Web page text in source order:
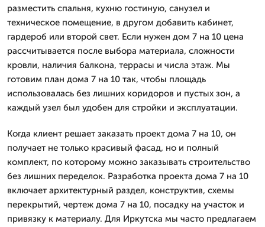
разместить спальня, кухню гостиную, санузел и
техническое помещение, в другом добавить кабинет,
гардероб или второй свет. Если нужен дом 7 на 10 цена
рассчитывается после выбора материала, сложности
кровли, наличия балкона, террасы и числа этаж. Мы
готовим план дома 7 на 10 так, чтобы площадь
использовалась без лишних коридоров и пустых зон, а
каждый узел был удобен для стройки и эксплуатации.
Когда клиент решает заказать проект дома 7 на 10, он
получает не только красивый фасад, но и полный
комплект, по которому можно заказывать строительство
без лишних переделок. Разработка проекта дома 7 на 10
включает архитектурный раздел, конструктив, схемы
перекрытий, чертеж дома 7 на 10, посадку на участок и
привязку к материалу. Для Иркутска мы часто предлагаем